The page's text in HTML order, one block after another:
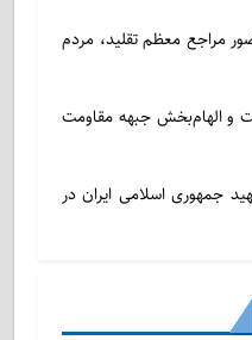
مراجع معظم تقلید، مردم
و الهام‌بخش جبهه مقاومت
جمهوری اسلامی ایران در